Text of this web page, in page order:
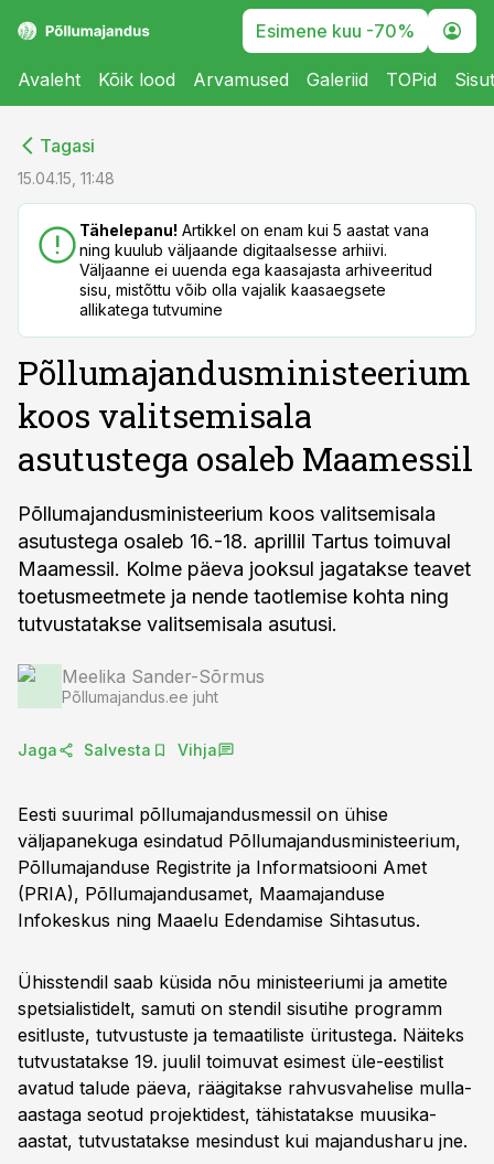
Esimene kuu -70%
Avaleht Kõik lood Arvamused Galeriid TOPid
Tagasi
15.04.15, 11:48
Tähelepanu! Artikkel on enam kui 5 aastat vana
ning kuulub väljaande digitaalsesse arhiivi.
Väljaanne ei uuenda ega kaasajasta arhiveeritud
sisu, mistõttu võib olla vajalik kaasaegsete
allikatega tutvumine
Põllumajandusministeerium
koos valitsemisala
asutustega osaleb Maamessil
Põllumajandusministeerium koos valitsemisala
asutustega osaleb 16.-18. aprillil Tartus toimuval
Maamessil. Kolme päeva jooksul jagatakse teavet
toetusmeetmete ja nende taotlemise kohta ning
tutvustatakse valitsemisala asutusi.
Meelika Sander-Sõrmus
Põllumajandus.ee juht
Jaga Salvesta Vihja
Eesti suurimal põllumajandusmessil on ühise
väljapanekuga esindatud Põllumajandusministeerium,
Põllumajanduse Registrite ja Informatsiooni Amet
(PRIA), Põllumajandusamet, Maamajanduse
Infokeskus ning Maaelu Edendamise Sihtasutus.
Ühisstendil saab küsida nõu ministeeriumi ja ametite
spetsialistidelt, samuti on stendil sisutihe programm
esitluste, tutvustuste ja temaatiliste üritustega. Näiteks
tutvustatakse 19. juulil toimuvat esimest üle-eestilist
avatud talude päeva, räägitakse rahvusvahelise mulla-
aastaga seotud projektidest, tähistatakse muusika-
aastat, tutvustatakse mesindust kui majandusharu jne.